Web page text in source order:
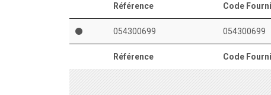
Référence Code
Référence Code
054300699 054300699